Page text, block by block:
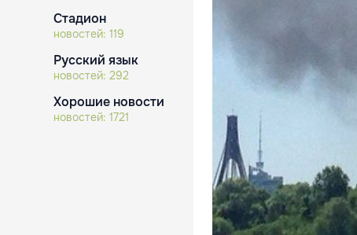
Стадион
новостей: 119
Русский язык
новостей: 292
Хорошие новости
новостей: 1721